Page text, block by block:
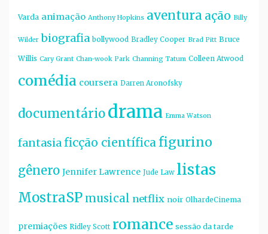
Varda animação Anthony Hopkins aventura ação Billy
Wilder biografia bollywood Bradley Cooper Brad Pitt Bruce
Willis Cary Grant Chan-wook Park Channing Tatum Colleen Atwood
comédia coursera Darren Aronofsky
documentáriodrama Emma Watson
fantasiaficção científicafigurino
gênero Jennifer Lawrence Jude Law listas
MostraSP musical netflix noir OlhardeCinema
premiações Ridley Scott romance sessão da tarde